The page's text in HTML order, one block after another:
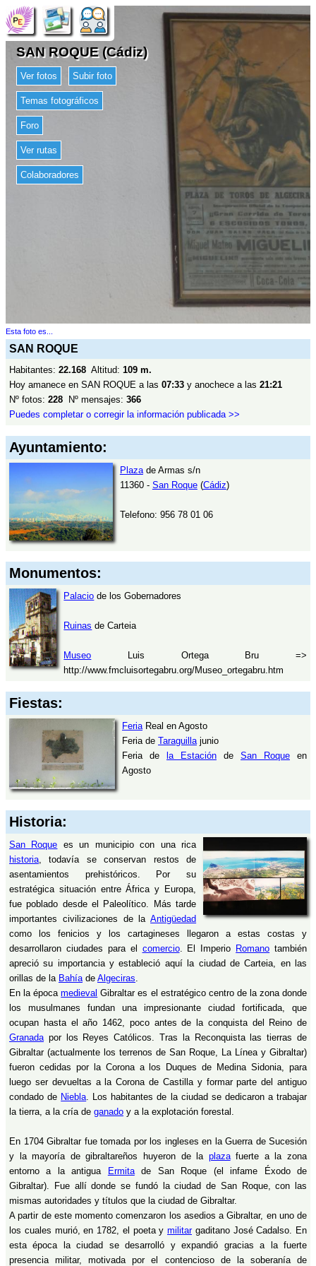
SAN ROQUE (Cádiz)
Ver fotos Subir foto
Temas fotográficos
Foro
Ver rutas
Colaboradores
Esta foto es...
SAN ROQUE
Habitantes: 22.168 Altitud: 109 m.
Hoy amanece en SAN ROQUE a las 07:33 y anochece a las 21:21
Nº fotos: 228 Nº mensajes: 366
Puedes completar o corregir la información publicada >>
Ayuntamiento:
Plazade Armas s/n
11360 - San Roque(Cádiz)
Telefono: 956 78 01 06
Monumentos:
Palacio de los Gobernadores
Ruinas de Carteia
Museo Luis Ortega Bru =>
http://www.fmcluisortegabru.org/Museo_ortegabru.htm
Fiestas:
FeriaReal en Agosto
Feria de Taraguillajunio
Feria de
la Estación de San Roque en
Agosto
Historia:
San Roque es un municipio con una rica
historia , todavía se conservan restos de
asentamientos prehistóricos. Por su
estratégica situación entre África y Europa,
fue poblado desde el Paleolítico. Más tarde
importantes civilizaciones de laAntigüedad
como los fenicios y los cartagineses llegaron a estas costas y
desarrollaron ciudades para el comercio. El Imperio Romano también
apreció su importancia y estableció aquí la ciudad de Carteia, en las
orillas de la Bahía de Algeciras
En la épocamedieval Gibraltar es el estratégico centro de la zona donde
los musulmanes fundan una impresionante ciudad fortificada, que
ocupan hasta el año 1462, poco antes de la conquista del Reino de
Granada por los Reyes Católicos. Tras la Reconquista las tierras de
Gibraltar (actualmente los terrenos de San Roque, La Línea y Gibraltar)
fueron cedidas por la Corona a los Duques de Medina Sidonia, para
luego ser devueltas a la Corona de Castilla y formar parte del antiguo
condado de Niebla . Los habitantes de la ciudad se dedicaron a trabajar
la tierra, a la cría de ganado y a la explotación forestal.
En 1704 Gibraltar fue tomada por los ingleses en la Guerra de Sucesión
y la mayoría de gibraltareños huyeron de la plazafuerte a la zona
entorno a la antigua
Ermitade San Roque (el infame Éxodo de
Gibraltar). Fue allí donde se fundó la ciudad de San Roque, con las
mismas autoridades y títulos que la ciudad de Gibraltar.
A partir de este momento comenzaron los asedios a Gibraltar, en uno de
los cuales murió, en 1782, el poeta y militargaditano José Cadalso. En
esta época la ciudad se desarrolló y expandió gracias a la fuerte
presencia militar, motivada por el contencioso de la soberanía de